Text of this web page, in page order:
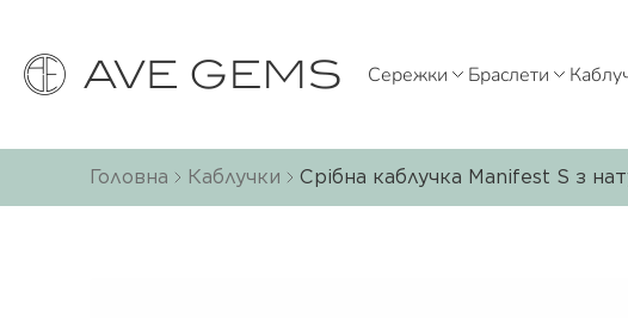
Сережки Браслети
Головна Каблучки Срібна каблучка Manifest S з